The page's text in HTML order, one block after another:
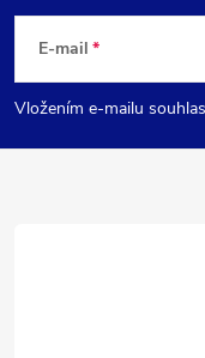
p
a
E-mail
Vložením e-mailu